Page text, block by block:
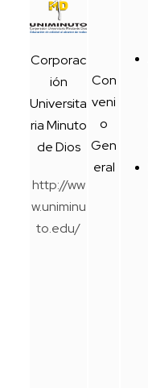
Corporac
ión
Universita
ria Minuto
de Dios
http://ww
w.uniminu
to.edu/
Con
veni
o
Gen
eral